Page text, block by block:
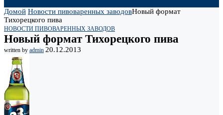
Домой Новости пивоваренных заводовНовый формат
Тихорецкого пива
НОВОСТИ ПИВОВАРЕННЫХ ЗАВОДОВ
Новый формат Тихорецкого пива
written by admin 20.12.2013